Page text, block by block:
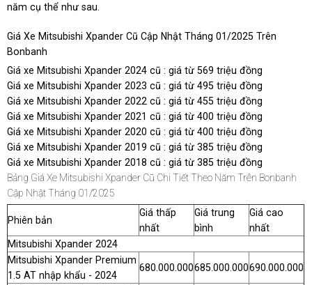
năm cụ thể như sau.
Giá Xe Mitsubishi Xpander Cũ Cập Nhật Tháng 01/2025 Trên
Bonbanh
Giá xe Mitsubishi Xpander 2024 cũ : giá từ 569 triệu đồng
Giá xe Mitsubishi Xpander 2023 cũ : giá từ 495 triệu đồng
Giá xe Mitsubishi Xpander 2022 cũ : giá từ 455 triệu đồng
Giá xe Mitsubishi Xpander 2021 cũ : giá từ 400 triệu đồng
Giá xe Mitsubishi Xpander 2020 cũ : giá từ 400 triệu đồng
Giá xe Mitsubishi Xpander 2019 cũ : giá từ 385 triệu đồng
Giá xe Mitsubishi Xpander 2018 cũ : giá từ 385 triệu đồng
Bảng Giá Xe Mitsubishi Xpander Cũ Chi Tiết Theo Năm Trên Bonbanh
Cập Nhật Tháng 01/2025
Phiên bản
Giá thấp
nhất
Giá trung
bình
Giá cao
nhất
Mitsubishi Xpander 2024
Mitsubishi Xpander Premium
1.5 AT nhập khẩu - 2024
680.000.000685.000.000690.000.000